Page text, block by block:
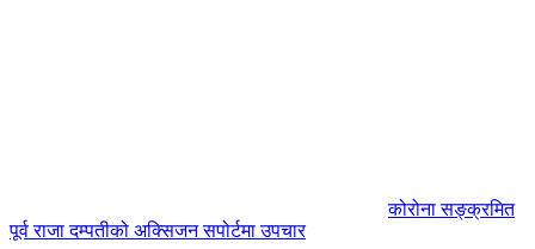
कोरोना सङ्क्रमित
पूर्व राजा दम्पतीको अक्सिजन सपोर्टमा उपचार